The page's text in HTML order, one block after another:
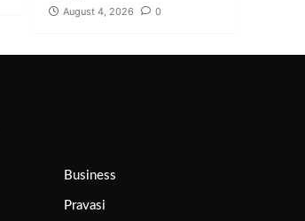
August 4, 2026 0
Business
Pravasi